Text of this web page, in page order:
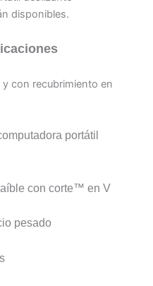
disponibles.
con recubrimiento en
portátil
con corte™ en V
pesado